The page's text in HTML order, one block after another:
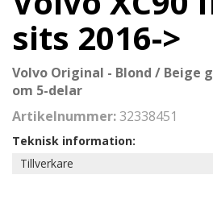
sits 2016->
Volvo Original - Blond / Beige
om 5-delar
Artikelnummer:32338451
Teknisk information:
Tillverkare